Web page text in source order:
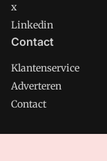
x
Linkedin
Contact
Klantenservice
Adverteren
Contact